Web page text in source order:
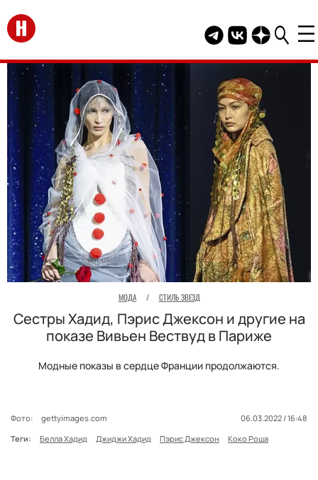
Перейти на главную
Telegram канал
Группа HELLO
Канал
МОДА / СТИЛЬ ЗВЕЗД
Сестры Хадид, Пэрис Джексон и другие на
показе Вивьен Вествуд в Париже
Модные показы в сердце Франции продолжаются.
Фото: gettyimages.com
06.03.2022 / 16:48
Теги:
Белла Хадид Джиджи Хадид Пэрис Джексон Коко Роша